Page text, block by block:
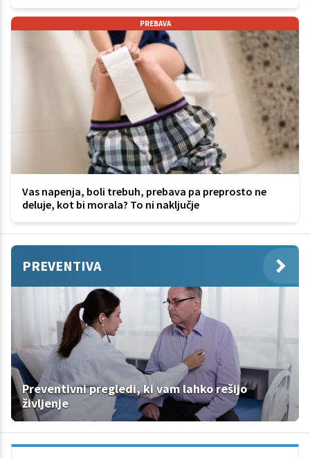
PREBAVA
Vas napenja, boli trebuh, prebava pa preprosto ne
deluje, kot bi morala? To ni naključje
PREVENTIVA
Preventivni pregledi, ki vam lahko rešijo
življenje